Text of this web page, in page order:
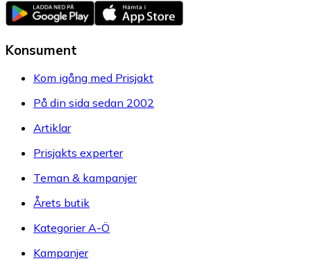
Konsument
Kom igång med Prisjakt
På din sida sedan 2002
Artiklar
Prisjakts experter
Teman & kampanjer
Årets butik
Kategorier A-Ö
Kampanjer